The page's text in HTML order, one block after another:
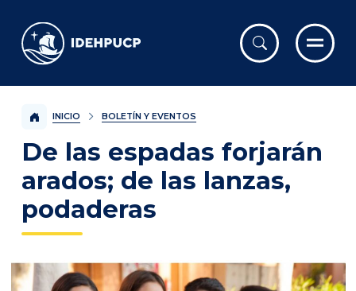
IDEHPUCP
INICIO BOLETÍN Y EVENTOS
De las espadas forjarán
arados; de las lanzas,
podaderas